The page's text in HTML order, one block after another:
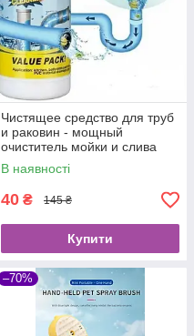
Чистящее средство для труб
и раковин - мощный
очиститель мойки и слива
Wild Tornado Sink Drain
Cleaner
В наявності
40 ₴ 145 ₴
Купити
–70%